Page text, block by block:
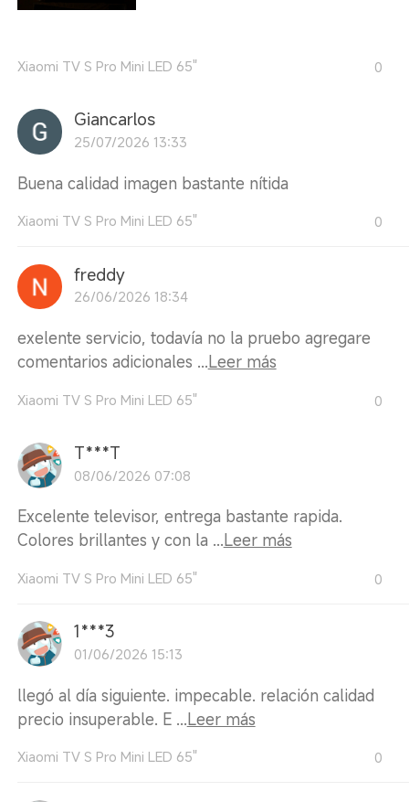
Xiaomi TV S Pro Mini LED 65" 0
Giancarlos
25/07/2026 13:33
Buena calidad imagen bastante nítida
Xiaomi TV S Pro Mini LED 65" 0
freddy
26/06/2026 18:34
exelente servicio, todavía no la pruebo agregare
comentarios adicionales ...Leer más
Xiaomi TV S Pro Mini LED 65" 0
T***T
08/06/2026 07:08
Excelente televisor, entrega bastante rapida.
Colores brillantes y con la ...Leer más
Xiaomi TV S Pro Mini LED 65" 0
1***3
01/06/2026 15:13
llegó al día siguiente. impecable. relación calidad
precio insuperable. E ...Leer más
Xiaomi TV S Pro Mini LED 65" 0